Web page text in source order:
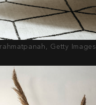
Getty Images